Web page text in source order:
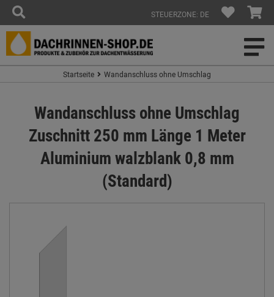
STEUERZONE: DE
Startseite Wandanschluss ohne Umschlag
Wandanschluss ohne Umschlag
Zuschnitt 250 mm Länge 1 Meter
Aluminium walzblank 0,8 mm
(Standard)